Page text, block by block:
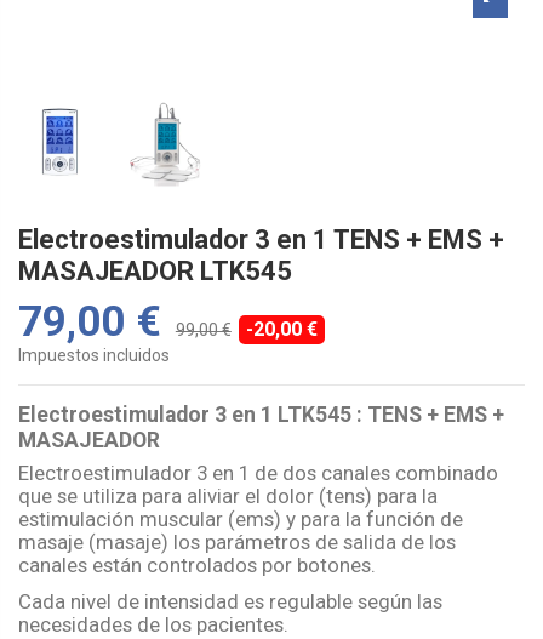
Electroestimulador 3 en 1 TENS + EMS +
MASAJEADOR LTK545
79,00 € 99,00 € -20,00 €
Impuestos incluidos
Electroestimulador 3 en 1 LTK545 : TENS + EMS +
MASAJEADOR
Electroestimulador 3 en 1 de dos canales combinado
que se utiliza para aliviar el dolor (tens) para la
estimulación muscular (ems) y para la función de
masaje (masaje) los parámetros de salida de los
canales están controlados por botones.
Cada nivel de intensidad es regulable según las
necesidades de los pacientes.